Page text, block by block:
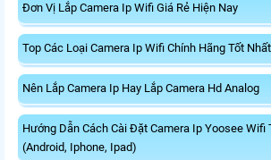
Đơn Vị Lắp Camera Ip Wifi Giá Rẻ Hiện Nay
Top Các Loại Camera Ip Wifi Chính Hãng Tốt
Nên Lắp Camera Ip Hay Lắp Camera Hd Analog
Hướng Dẫn Cách Cài Đặt Camera Ip Yoosee Wifi
(Android, Iphone, Ipad)